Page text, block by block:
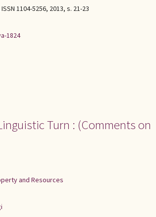
1104-5256, 2013, s. 21-23
1824
Turn : (Comments on
and Resources